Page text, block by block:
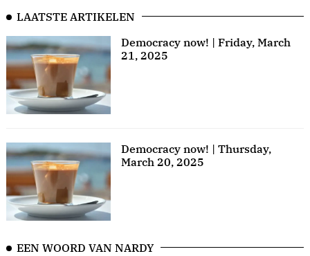
LAATSTE ARTIKELEN
Democracy now! | Friday, March
21, 2025
Democracy now! | Thursday,
March 20, 2025
EEN WOORD VAN NARDY